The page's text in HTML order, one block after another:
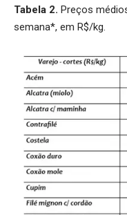
Tabela 2. Preços
semana*, em R$/kg.